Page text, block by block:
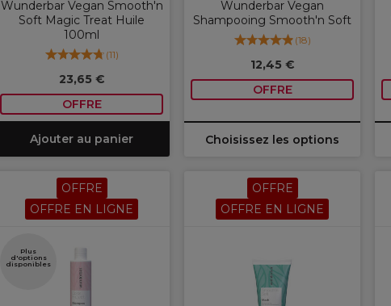
Wunderbar Vegan Smooth'n
Soft Magic Treat Huile
100ml
(11)
23,65 €
OFFRE
Ajouter au panier
Wunderbar Vegan
Shampooing Smooth'n Soft
(18)
12,45 €
OFFRE
Choisissez les options
OFFRE
OFFRE EN LIGNE
Plus
d'options
disponibles
OFFRE
OFFRE EN LIGNE